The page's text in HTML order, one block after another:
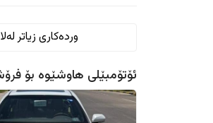
وردەکاری زیاتر
ئۆتۆمبێلی هاوشێوە بۆ